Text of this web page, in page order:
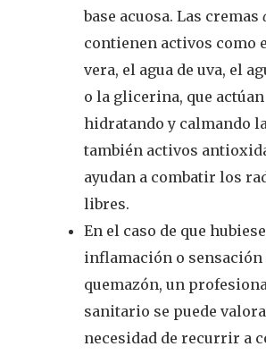
base acuosa. Las cremas
contienen activos como
vera, el agua de uva, el
o la glicerina, que actúan
hidratando y calmando
también activos
ayudan a combatir los
libres.
En el caso de que
inflamación o sensación
quemazón,un
sanitario se puede
necesidad derecurrir a